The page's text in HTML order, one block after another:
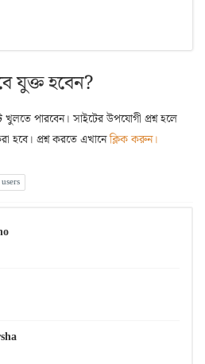
যুক্ত হবেন?
খুলতে পারবেন। সাইটের উপযোগী প্রশ্ন হলে
হবে। প্রশ্ন করতে এখানেক্লিক করুন।